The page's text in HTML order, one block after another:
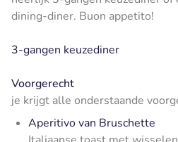
dining-diner. Buon appetito!
3-gangen keuzediner
Voorgerecht
je krijgt alle onderstaande
Aperitivo van Bruschette